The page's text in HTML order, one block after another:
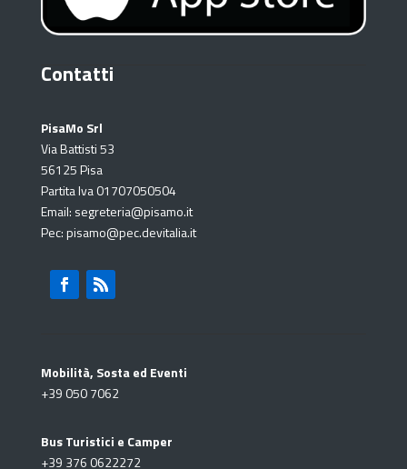
Contatti
PisaMo Srl
Via Battisti 53
56125 Pisa
Partita Iva 01707050504
Email: segreteria@pisamo.it
Pec: pisamo@pec.devitalia.it
Mobilità, Sosta ed Eventi
+39 050 7062
Bus Turistici e Camper
+39 376 0622272